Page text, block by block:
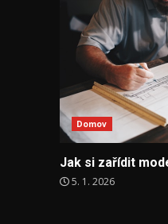
Domov
Jak si zařídit
5. 1. 2026